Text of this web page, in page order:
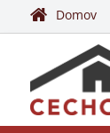
Domov